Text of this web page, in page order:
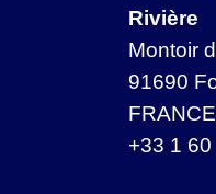
Rivière
Montoir
91690
FRANCE
+33 1